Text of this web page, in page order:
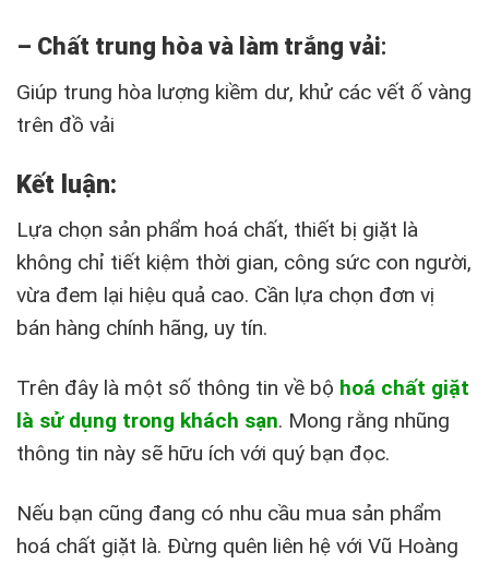
– Chất trung hòa và làm trắng vải:
Giúp trung hòa lượng kiềm dư, khử các vết ố vàng
trên đồ vải
Kết luận:
Lựa chọn sản phẩm hoá chất, thiết bị giặt là
không chỉ tiết kiệm thời gian, công sức con người,
vừa đem lại hiệu quả cao. Cần lựa chọn đơn vị
bán hàng chính hãng, uy tín.
Trên đây là một số thông tin về bộ hoá chất giặt
là sử dụng trong khách sạn. Mong rằng nhũng
thông tin này sẽ hữu ích với quý bạn đọc.
Nếu bạn cũng đang có nhu cầu mua sản phẩm
hoá chất giặt là. Đừng quên liên hệ với Vũ Hoàng